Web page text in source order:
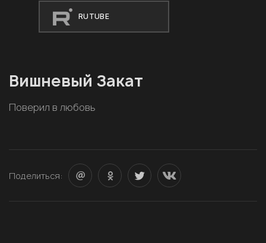
RUTUBE
Вишневый Закат
Поверил в любовь
Поделиться: